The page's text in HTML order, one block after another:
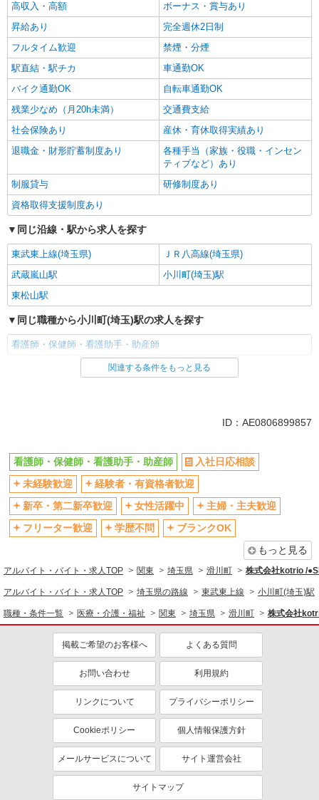
高収入・高額
ボーナス・賞与あり
昇給あり
完全週休2日制
フルタイム歓迎
禁煙・分煙
駅直結・駅チカ
車通勤OK
バイク通勤OK
自転車通勤OK
残業少なめ（月20h未満）
交通費支給
社会保険あり
産休・育休取得実績あり
退職金・財形貯蓄制度あり
各種手当（家族・役職・インセン
ティブなど）あり
制服貸与
研修制度あり
資格取得支援制度あり
同じ沿線・駅から求人を探す
東武東上線(埼玉県)
ＪＲ八高線(埼玉県)
武蔵嵐山駅
小川町(埼玉)駅
東松山駅
同じ職種から小川町(埼玉)駅の求人を探す
看護師・保健師・看護助手・助産師
同じ雇用形態から小川町(埼玉)駅の求人を探す
経験者・有資格者歓迎
新卒・第二新卒歓迎
女性活躍中
主婦・主夫歓迎
フリーター歓迎
学歴不問
ブランクOK
ミドル（40代～）活躍中
シニア（60代～）活躍中
高収入・高額
ボーナス・賞与あり
昇給あり
完全週休2日制
フルタイム歓迎
禁煙・分煙
駅直結・駅チカ
車通勤OK
バイク通勤OK
自転車通勤OK
残業少なめ（月20h未満）
交通費支給
社会保険あり
産休・育休取得実績あり
退職金・財形貯蓄制度あり
各種手当（家族・役職・インセン
ティブなど）あり
研修制度あり
資格取得支援制度あり
関連する条件をもっと見る
ID：AE0806899857
看護師・保健師・看護助手・助産師
入社日応相談
未経験歓迎
経験者・有資格者歓迎
新卒・第二新卒歓迎
女性活躍中
主婦・主夫歓迎
フリーター歓迎
学歴不問
ブランクOK
もっと見る
アルバイト・バイト・求人TOP 関東 埼玉県 滑川町 株式会社kotrio /
アルバイト・バイト・求人TOP 埼玉県の路線 東武東上線 小川町(埼玉)駅
職種・条件一覧 医療・介護・福祉 関東 埼玉県 滑川町 株式会社
掲載ご希望のお客様へ よくある質問
お問い合わせ 利用規約
リンクについて プライバシーポリシー
Cookieポリシー 個人情報保護方針
メールサービスについて サイト運営会社
サイトマップ